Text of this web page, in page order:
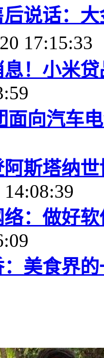
说话：
17:15:33
！小米
面向汽车
斯塔纳
：做好
美食界